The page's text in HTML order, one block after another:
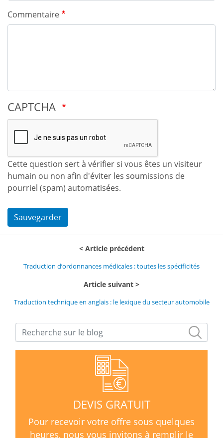
Commentaire
CAPTCHA
Cette question sert à vérifier si vous êtes un visiteur
humain ou non afin d'éviter les soumissions de
pourriel (spam) automatisées.
Sauvegarder
Article précédent
Traduction d’ordonnances médicales : toutes les spécificités
Article suivant
Traduction technique en anglais : le lexique du secteur automobile
DEVIS GRATUIT
Pour recevoir votre offre sous quelques
heures, nous vous invitons à remplir le